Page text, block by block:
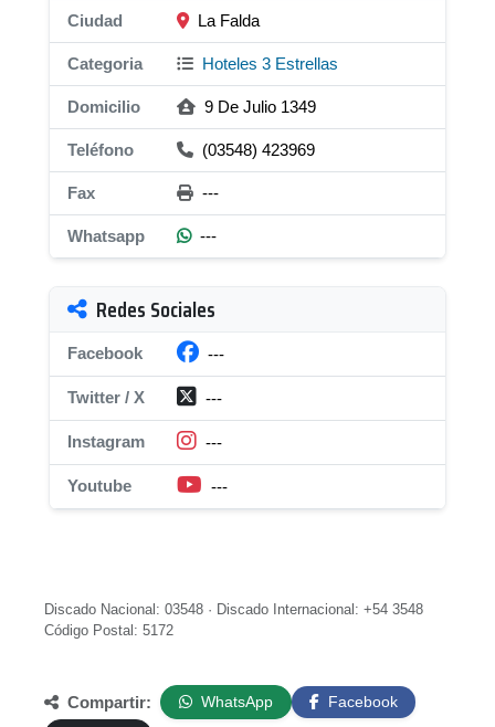
Ciudad La Falda
Categoria Hoteles 3 Estrellas
Domicilio 9 De Julio 1349
Teléfono (03548) 423969
Fax ---
Whatsapp ---
Redes Sociales
Facebook ---
Twitter / X ---
Instagram ---
Youtube ---
Discado Nacional: 03548 · Discado Internacional: +54 3548
Código Postal: 5172
Compartir: WhatsApp
Facebook